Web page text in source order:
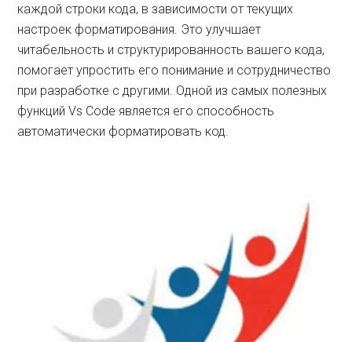
каждой строки кода, в зависимости от текущих
настроек форматирования. Это улучшает
читабельность и структурированность вашего кода,
помогает упростить его понимание и сотрудничество
при разработке с другими. Одной из самых полезных
функций Vs Code является его способность
автоматически форматировать код.